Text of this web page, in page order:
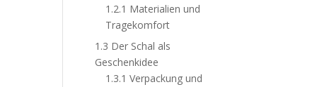
1.2.1 Materialien und
Tragekomfort
1.3 Der Schal als
Geschenkidee
1.3.1 Verpackung und